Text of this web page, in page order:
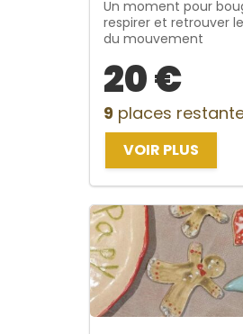
Un moment pour
respirer et retrouver
du mouvement
20 €
9 places
VOIR PLUS